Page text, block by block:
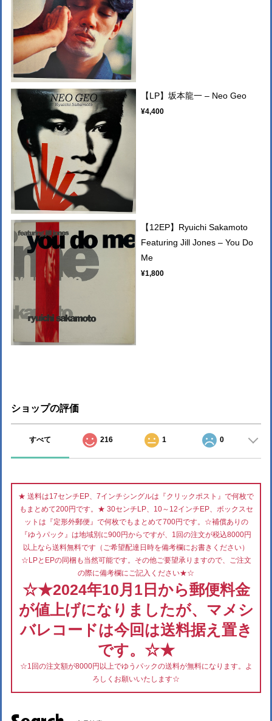
【LP】坂本龍一 – Neo Geo
¥4,400
【12EP】Ryuichi Sakamoto
Featuring Jill Jones – You Do
Me
¥1,800
ショップの評価
すべて 216 1 0
★ 送料は17センチEP、7インチシングルは『クリックポスト』で何枚で
もまとめて200円です。★ 30センチLP、10～12インチEP、ボックスセ
ットは『定形外郵便』で何枚でもまとめて700円です。☆補償ありの
『ゆうパック』は地域別に900円からですが、1回の注文が税込8000円
以上なら送料無料です（ご希望配達日時を備考欄にお書きください）
☆LPとEPの同梱も当然可能です。その他ご要望承りますので、ご注文
の際に備考欄にご記入ください★☆
☆★2024年10月1日から郵便料金
が値上げになりましたが、マメシ
バレコードは今回は送料据え置き
です。☆★
☆1回の注文額が8000円以上でゆうパックの送料が無料になります。よ
ろしくお願いいたします☆